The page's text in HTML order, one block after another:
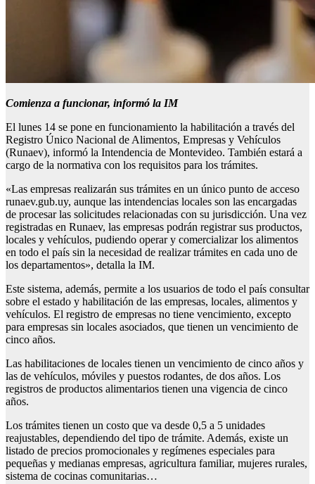
Comienza a funcionar, informó la IM
El lunes 14 se pone en funcionamiento la habilitación a través del
Registro Único Nacional de Alimentos, Empresas y Vehículos
(Runaev), informó la Intendencia de Montevideo. También estará a
cargo de la normativa con los requisitos para los trámites.
«Las empresas realizarán sus trámites en un único punto de acceso
runaev.gub.uy, aunque las intendencias locales son las encargadas
de procesar las solicitudes relacionadas con su jurisdicción. Una vez
registradas en Runaev, las empresas podrán registrar sus productos,
locales y vehículos, pudiendo operar y comercializar los alimentos
en todo el país sin la necesidad de realizar trámites en cada uno de
los departamentos», detalla la IM.
Este sistema, además, permite a los usuarios de todo el país consultar
sobre el estado y habilitación de las empresas, locales, alimentos y
vehículos. El registro de empresas no tiene vencimiento, excepto
para empresas sin locales asociados, que tienen un vencimiento de
cinco años.
Las habilitaciones de locales tienen un vencimiento de cinco años y
las de vehículos, móviles y puestos rodantes, de dos años. Los
registros de productos alimentarios tienen una vigencia de cinco
años.
Los trámites tienen un costo que va desde 0,5 a 5 unidades
reajustables, dependiendo del tipo de trámite. Además, existe un
listado de precios promocionales y regímenes especiales para
pequeñas y medianas empresas, agricultura familiar, mujeres rurales,
sistema de cocinas comunitarias…